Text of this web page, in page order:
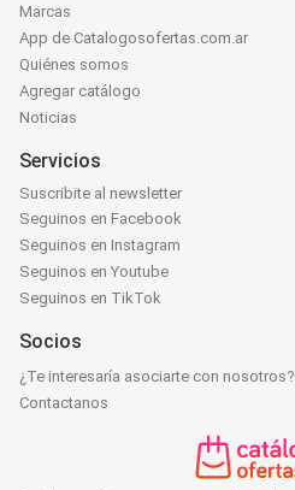
Marcas
App de Catalogosofertas.com.ar
Quiénes somos
Agregar catálogo
Noticias
Servicios
Suscribite al newsletter
Seguinos en Facebook
Seguinos en Instagram
Seguinos en Youtube
Seguinos en TikTok
Socios
¿Te interesaría asociarte con nosotros?
Contactanos